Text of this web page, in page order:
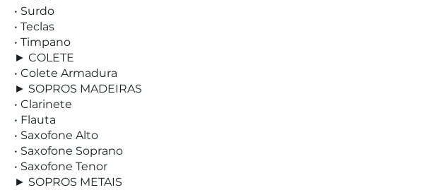
• Surdo
• Teclas
• Timpano
► COLETE
• Colete Armadura
► SOPROS MADEIRAS
• Clarinete
• Flauta
• Saxofone Alto
• Saxofone Soprano
• Saxofone Tenor
► SOPROS METAIS